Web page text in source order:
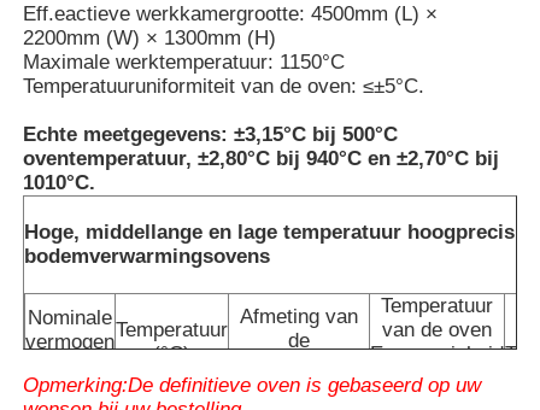
Huis
Producten
VR-show
Eff.eactieve werkkamergrootte: 4500mm (L) ×
2200mm (W) × 1300mm (H)
Maximale werktemperatuur: 1150°C
Temperatuuruniformiteit van de oven: ≤±5°C.
Echte meetgegevens: ±3,15°C bij 500°C
oventemperatuur, ±2,80°C bij 940°C en ±2,70°C bij
1010°C.
Hoge, middellange en lage temperatuur
bodemverwarmingsovens
Nominale
vermogen
Temperatuur
(°C)
Afmeting van
de
Temperatuur
van de oven
Eenvormigheid
°C
Opmerking:De definitieve oven is gebaseerd op uw